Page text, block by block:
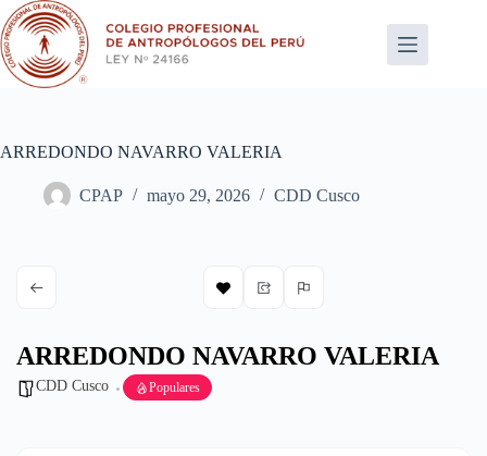
Saltar
al
contenido
ARREDONDO NAVARRO VALERIA
CPAP mayo 29, 2026 CDD Cusco
ARREDONDO NAVARRO VALERIA
CDD Cusco Populares